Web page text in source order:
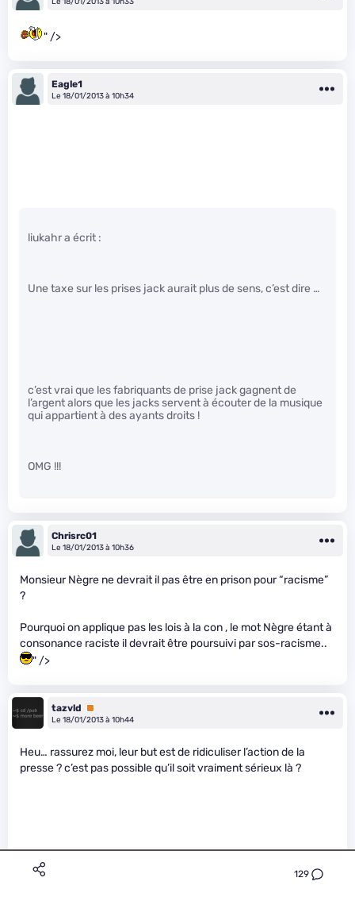
129
" />
Eagle1
Le 18/01/2013 à 10h34
liukahr a écrit :
Une taxe sur les prises jack aurait plus de sens, c’est dire …
c’est vrai que les fabriquants de prise jack gagnent de
l’argent alors que les jacks servent à écouter de la musique
qui appartient à des ayants droits !
OMG !!!
Chrisrc01
Le 18/01/2013 à 10h36
Monsieur Nègre ne devrait il pas être en prison pour “racisme”
?
Pourquoi on applique pas les lois à la con , le mot Nègre étant à
consonance raciste il devrait être poursuivi par sos-racisme..
" />
tazvld
Premium
Le 18/01/2013 à 10h44
Heu… rassurez moi, leur but est de ridiculiser l’action de la
presse ? c’est pas possible qu’il soit vraiment sérieux là ?